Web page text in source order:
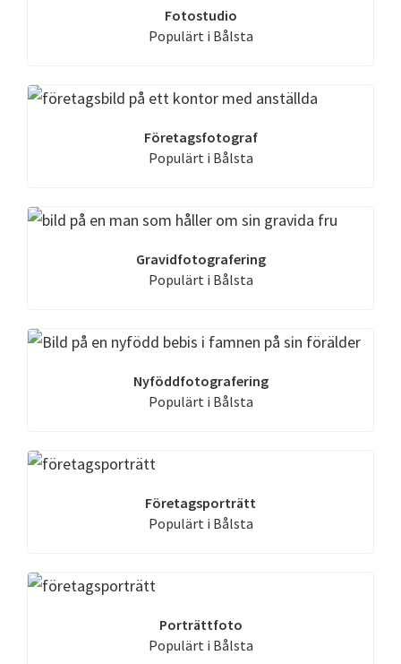
Fotostudio
Populärt i Bålsta
Företagsfotograf
Populärt i Bålsta
Gravidfotografering
Populärt i Bålsta
Nyföddfotografering
Populärt i Bålsta
Företagsporträtt
Populärt i Bålsta
Porträttfoto
Populärt i Bålsta